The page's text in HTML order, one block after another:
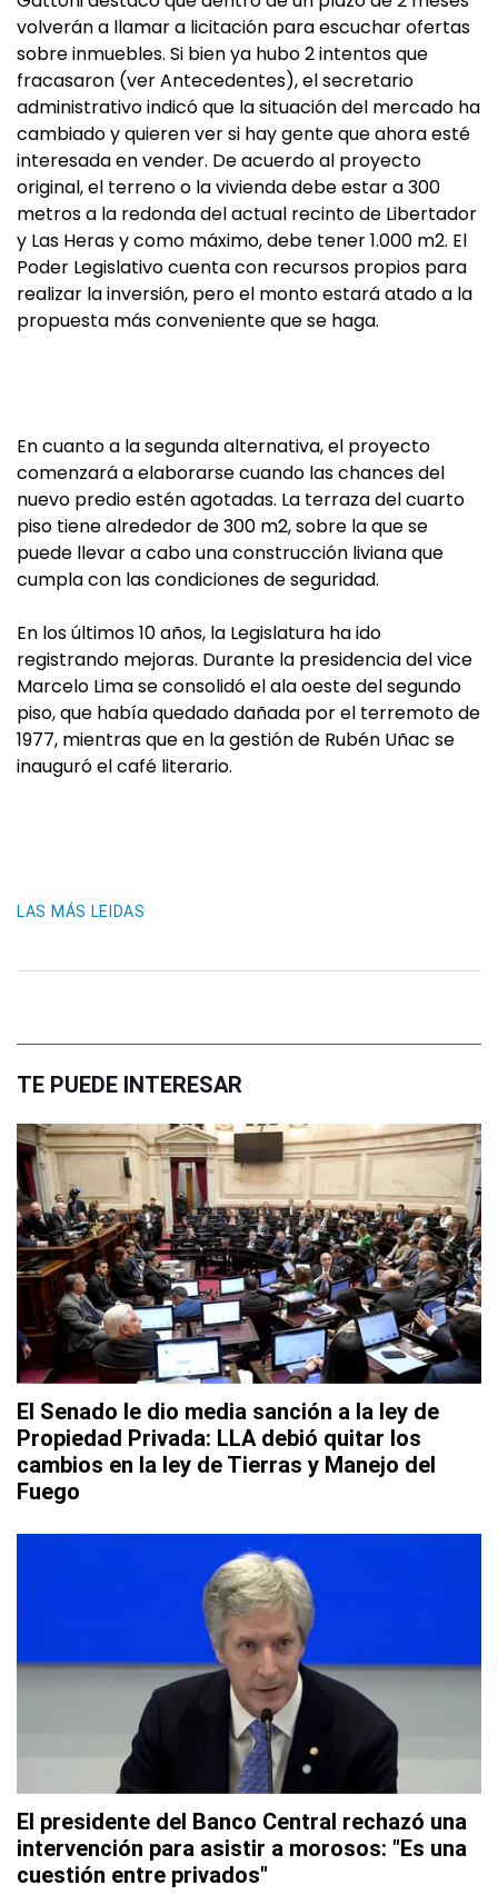
volverán a llamar a licitación para escuchar ofertas
sobre inmuebles. Si bien ya hubo 2 intentos que
fracasaron (ver Antecedentes), el secretario
administrativo indicó que la situación del mercado ha
cambiado y quieren ver si hay gente que ahora esté
interesada en vender. De acuerdo al proyecto
original, el terreno o la vivienda debe estar a 300
metros a la redonda del actual recinto de Libertador
y Las Heras y como máximo, debe tener 1.000 m2. El
Poder Legislativo cuenta con recursos propios para
realizar la inversión, pero el monto estará atado a la
propuesta más conveniente que se haga.
En cuanto a la segunda alternativa, el proyecto
comenzará a elaborarse cuando las chances del
nuevo predio estén agotadas. La terraza del cuarto
piso tiene alrededor de 300 m2, sobre la que se
puede llevar a cabo una construcción liviana que
cumpla con las condiciones de seguridad.
En los últimos 10 años, la Legislatura ha ido
registrando mejoras. Durante la presidencia del vice
Marcelo Lima se consolidó el ala oeste del segundo
piso, que había quedado dañada por el terremoto de
1977, mientras que en la gestión de Rubén Uñac se
inauguró el café literario.
LAS MÁS LEIDAS
TE PUEDE INTERESAR
El Senado le dio media sanción a la ley de
Propiedad Privada: LLA debió quitar los
cambios en la ley de Tierras y Manejo del
Fuego
El presidente del Banco Central rechazó una
intervención para asistir a morosos: "Es una
cuestión entre privados"